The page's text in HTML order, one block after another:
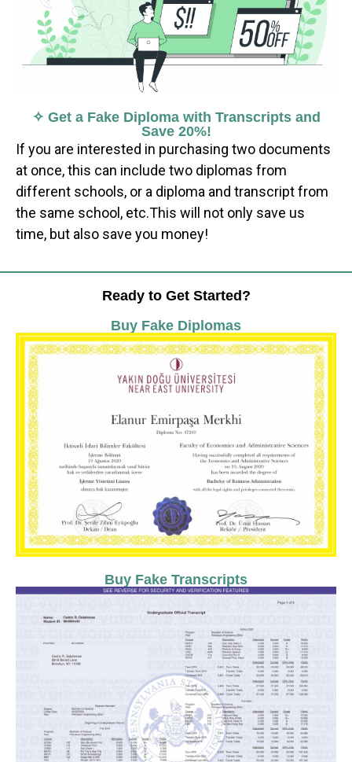
✧ Get a Fake Diploma with Transcripts and
Save 20%!
If you are interested in purchasing two documents
at once, this can include two diplomas from
different schools, or a diploma and transcript from
the same school, etc.This will not only save us
time, but also save you money!
Ready to Get Started?
Buy Fake Diplomas
Buy Fake Transcripts